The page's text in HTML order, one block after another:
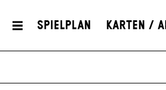
Spielplan Karten /